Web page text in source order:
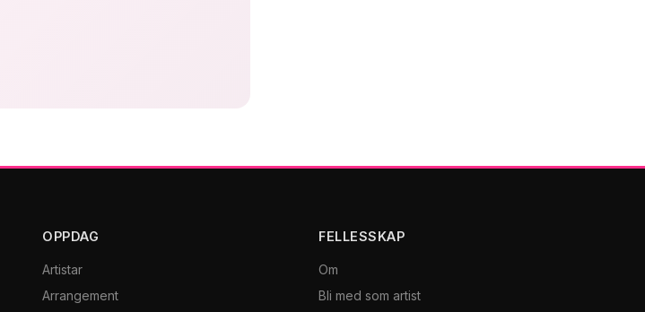
OPPDAG
Artistar
Arrangement
FELLESSKAP
Om
Bli med som artist